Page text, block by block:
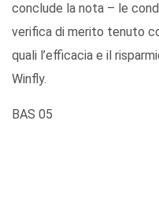
conclude la nota – le
verifica di merito tenuto
quali l’efficacia e il
Winfly.
BAS 05